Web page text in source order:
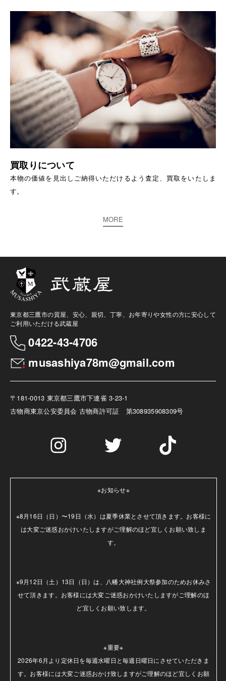
買取りについて
本物の価値を見出しご納得いただけるよう査定、買取をいたしま
す。
MORE
東京都三鷹市の質屋、安心、親切、丁寧、お年寄りや女性の方に安心して
ご利用いただける武蔵屋
0422-43-4706
musashiya78m@gmail.com
〒181-0013 東京都三鷹市下連雀 3-23-1
古物商東京公安委員会 古物商許可証 第308935908309号
※お知らせ※
※8月16日（日）〜19日（水）は夏季休業とさせて頂きます。お客様に
は大変ご迷惑おかけいたしますがご理解のほど宜しくお願い致しま
す。
※9月12日（土）13日（日）は、八幡大神社例大祭参加のためお休みさ
せて頂きます。お客様には大変ご迷惑おかけいたしますがご理解のほ
ど宜しくお願い致します。
※重要※
2026年6月より定休日を毎週水曜日と毎週日曜日にさせていただきま
す。お客様には大変ご迷惑おかけ致しますがご理解のほど宜しくお願